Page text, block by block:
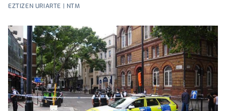
EZTIZEN URIARTE | NTM